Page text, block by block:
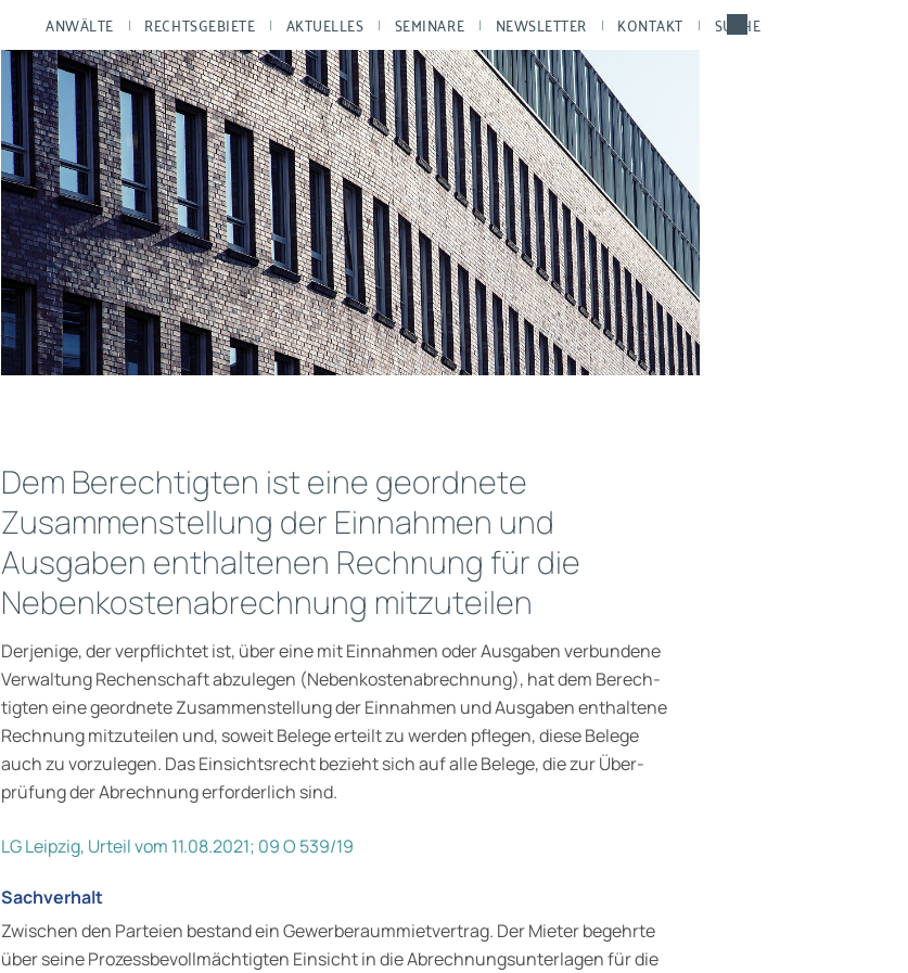
ANWÄLTE RECHTSGEBIETE AKTUELLES SEMINARE NEWSLETTER KONTAKT SUCHE
Dem Berechtigten ist eine geordnete
Zusammenstellung der Einnahmen und
Ausgaben enthaltenen Rechnung für die
Nebenkostenabrechnung mitzuteilen
Derjenige, der verpflichtet ist, über eine mit Einnahmen oder Ausgaben verbundene
Verwaltung Rechenschaft abzulegen (Nebenkostenabrechnung), hat dem Berech­
tigten eine geordnete Zusammenstellung der Einnahmen und Ausgaben enthaltene
Rechnung mitzuteilen und, soweit Belege erteilt zu werden pflegen, diese Belege
auch zu vorzulegen. Das Einsichtsrecht bezieht sich auf alle Belege, die zur Über­
prüfung der Abrechnung erforderlich sind.
LG Leipzig, Urteil vom 11.08.2021; 09 O 539/19
Sachverhalt
Zwischen den Parteien bestand ein Gewerberaummietvertrag. Der Mieter begehrte
über seine Prozessbevollmächtigten Einsicht in die Abrechnungsunterlagen für die